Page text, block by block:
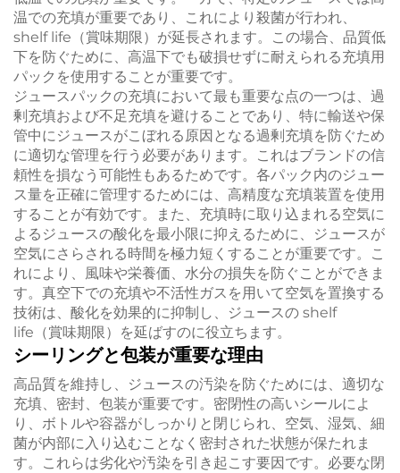
温での充填が重要であり、これにより殺菌が行われ、
shelf life（賞味期限）が延長されます。この場合、品質低
下を防ぐために、高温下でも破損せずに耐えられる充填用
パックを使用することが重要です。
ジュースパックの充填において最も重要な点の一つは、過
剰充填および不足充填を避けることであり、特に輸送や保
管中にジュースがこぼれる原因となる過剰充填を防ぐため
に適切な管理を行う必要があります。これはブランドの信
頼性を損なう可能性もあるためです。各パック内のジュー
ス量を正確に管理するためには、高精度な充填装置を使用
することが有効です。また、充填時に取り込まれる空気に
よるジュースの酸化を最小限に抑えるために、ジュースが
空気にさらされる時間を極力短くすることが重要です。こ
れにより、風味や栄養価、水分の損失を防ぐことができま
す。真空下での充填や不活性ガスを用いて空気を置換する
技術は、酸化を効果的に抑制し、ジュースの shelf
life（賞味期限）を延ばすのに役立ちます。
シーリングと包装が重要な理由
高品質を維持し、ジュースの汚染を防ぐためには、適切な
充填、密封、包装が重要です。密閉性の高いシールによ
り、ボトルや容器がしっかりと閉じられ、空気、湿気、細
菌が内部に入り込むことなく密封された状態が保たれま
す。これらは劣化や汚染を引き起こす要因です。必要な閉